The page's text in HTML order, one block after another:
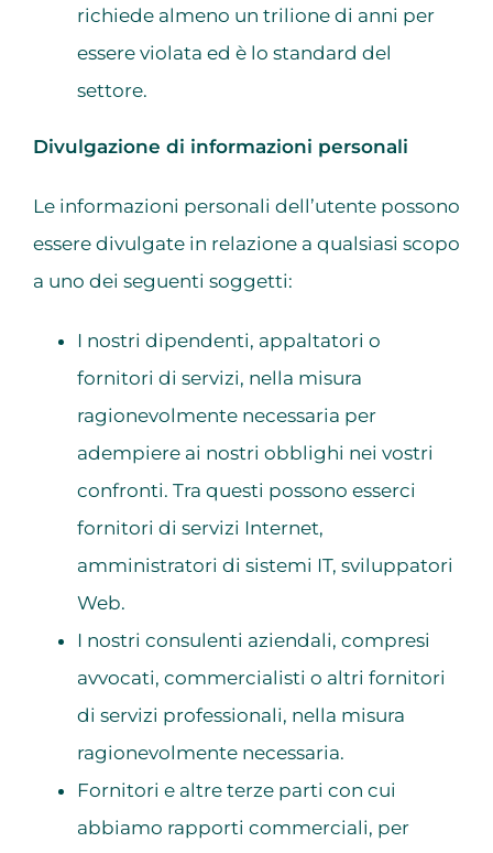
richiede almeno un trilione di anni per
essere violata ed è lo standard del
settore.
Divulgazione di informazioni personali
Le informazioni personali dell’utente possono
essere divulgate in relazione a qualsiasi scopo
a uno dei seguenti soggetti:
I nostri dipendenti, appaltatori o
fornitori di servizi, nella misura
ragionevolmente necessaria per
adempiere ai nostri obblighi nei vostri
confronti. Tra questi possono esserci
fornitori di servizi Internet,
amministratori di sistemi IT, sviluppatori
Web.
I nostri consulenti aziendali, compresi
avvocati, commercialisti o altri fornitori
di servizi professionali, nella misura
ragionevolmente necessaria.
Fornitori e altre terze parti con cui
abbiamo rapporti commerciali, per